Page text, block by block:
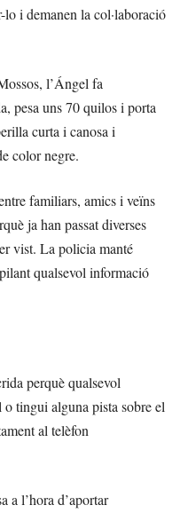
i demanen la col·laboració
l’Ángel fa
pesa uns 70 quilos i porta
curta i canosa i
color negre.
familiars, amics i veïns
ja han passat diverses
vist. La policia manté
qualsevol informació
perquè qualsevol
tingui alguna pista sobre el
al telèfon
a l’hora d’aportar